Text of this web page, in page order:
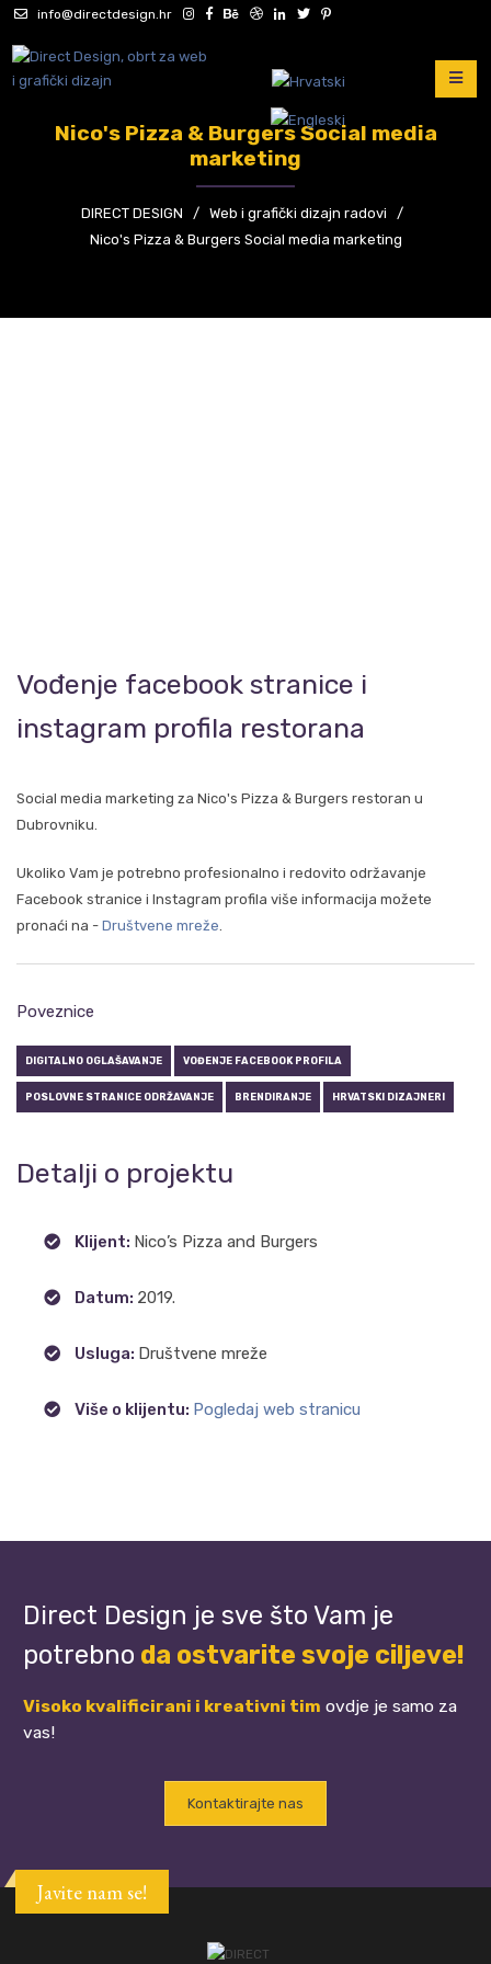
info@directdesign.hr
Nico's Pizza & Burgers Social media
marketing
DIRECT DESIGN / Web i grafički dizajn radovi
/
Nico's Pizza & Burgers Social media marketing
Vođenje facebook stranice i
instagram profila restorana
Social media marketing za Nico's Pizza & Burgers restoran u
Dubrovniku.
Ukoliko Vam je potrebno profesionalno i redovito održavanje
Facebook stranice i Instagram profila više informacija možete
pronaći na - Društvene mreže.
Poveznice
DIGITALNO OGLAŠAVANJE VOĐENJE FACEBOOK PROFILA
POSLOVNE STRANICE ODRŽAVANJE BRENDIRANJE HRVATSKI DIZAJNERI
Detalji o projektu
Klijent: Nico’s Pizza and Burgers
Datum: 2019.
Usluga: Društvene mreže
Više o klijentu: Pogledaj web stranicu
Direct Design je sve što Vam je
potrebno da ostvarite svoje ciljeve!
Visoko kvalificirani i kreativni tim ovdje je samo za
vas!
Kontaktirajte nas
Javite nam se!